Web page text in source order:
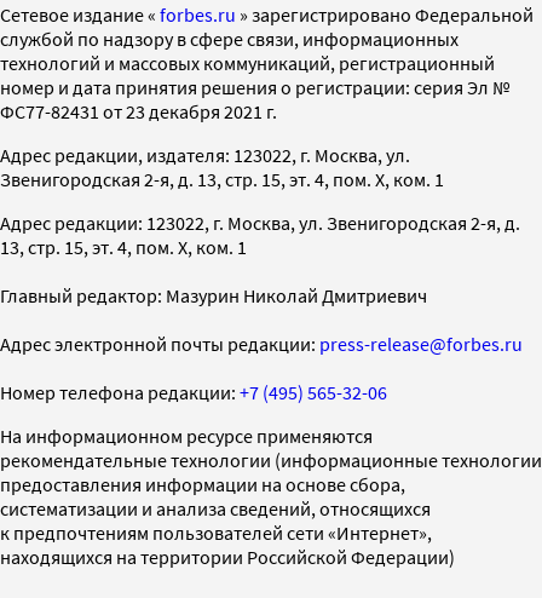
Cетевое издание « forbes.ru » зарегистрировано Федеральной
службой по надзору в сфере связи, информационных
технологий и массовых коммуникаций, регистрационный
номер и дата принятия решения о регистрации: серия Эл №
ФС77-82431 от 23 декабря 2021 г.
Адрес редакции, издателя: 123022, г. Москва, ул.
Звенигородская 2-я, д. 13, стр. 15, эт. 4, пом. X, ком. 1
Адрес редакции: 123022, г. Москва, ул. Звенигородская 2-я, д.
13, стр. 15, эт. 4, пом. X, ком. 1
Главный редактор: Мазурин Николай Дмитриевич
Адрес электронной почты редакции: press-release@forbes.ru
Номер телефона редакции: +7 (495) 565-32-06
На информационном ресурсе применяются
рекомендательные технологии (информационные технологии
предоставления информации на основе сбора,
систематизации и анализа сведений, относящихся
к предпочтениям пользователей сети «Интернет»,
находящихся на территории Российской Федерации)